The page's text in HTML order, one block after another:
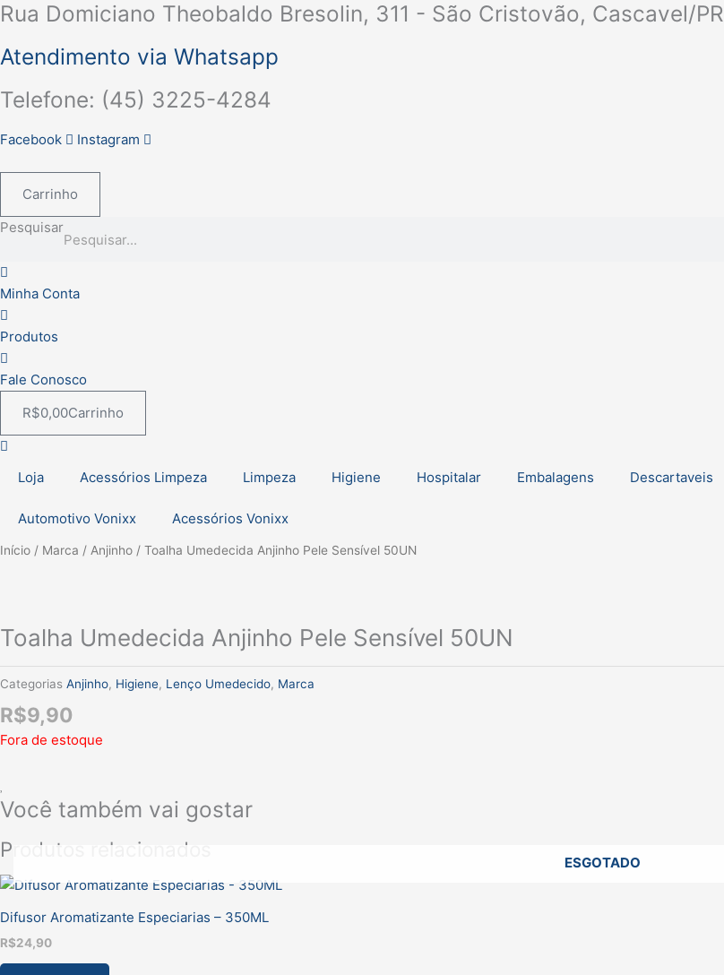
Ir
o
Rua Domiciano Theobaldo Bresolin, 311 - São Cristovão, Cascavel/PR
Atendimento via Whatsapp
Telefone: (45) 3225-4284
Facebook Instagram
Carrinho
Pesquisar
Minha Conta
Produtos
Fale Conosco
R$0,00Carrinho
Loja Acessórios Limpeza Limpeza Higiene Hospitalar Embalagens Descartaveis
Automotivo Vonixx Acessórios Vonixx
Início / Marca / Anjinho / Toalha Umedecida Anjinho Pele Sensível 50UN
Toalha Umedecida Anjinho Pele Sensível 50UN
Categorias Anjinho, Higiene, Lenço Umedecido, Marca
R$9,90
Fora de estoque
Você também vai gostar
Produtos relacionados
ESGOTADO
Difusor Aromatizante Especiarias – 350ML
R$24,90